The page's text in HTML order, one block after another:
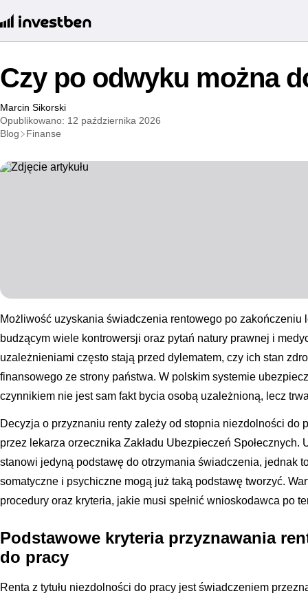
Czy po odwyku można
Marcin Sikorski
Opublikowano: 12 października 2026
Blog
Finanse
Możliwość uzyskania świadczenia rentowego po zakończeniu
budzącym wiele kontrowersji oraz pytań natury prawnej i
uzależnieniami często stają przed dylematem, czy ich stan
finansowego ze strony państwa. W polskim systemie
czynnikiem nie jest sam fakt bycia osobą uzależnioną, lecz
Decyzja o przyznaniu renty zależy od stopnia niezdolności do
przez lekarza orzecznika Zakładu Ubezpieczeń
stanowi jedyną podstawę do otrzymania świadczenia, jednak
somatyczne i psychiczne mogą już taką podstawę tworzyć.
procedury oraz kryteria, jakie musi spełnić wnioskodawca po
Podstawowe kryteria przyznawania
do pracy
Renta z tytułu niezdolności do pracy jest świadczeniem